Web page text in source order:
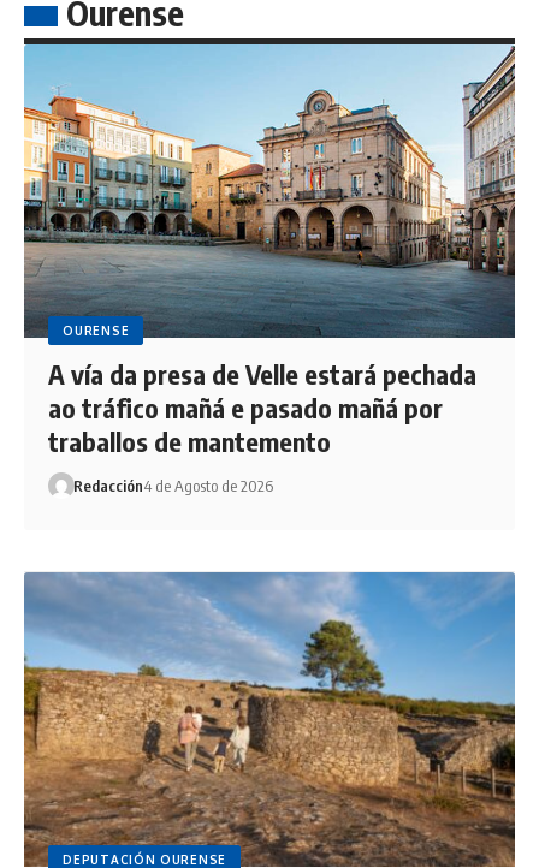
Ourense
OURENSE
A vía da presa de Velle estará pechada
ao tráfico mañá e pasado mañá por
traballos de mantemento
Redacción4 de Agosto de 2026
DEPUTACIÓN OURENSE